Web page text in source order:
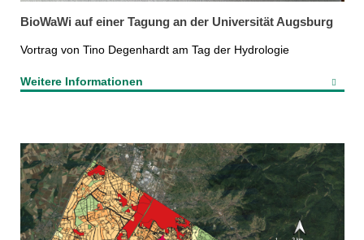
BioWaWi auf einer Tagung an der Universität Augsburg
Vortrag von Tino Degenhardt am Tag der Hydrologie
Weitere Informationen